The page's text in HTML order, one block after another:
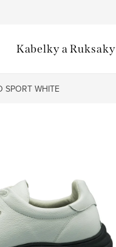
Kabelky a Ruksaky
WHITE